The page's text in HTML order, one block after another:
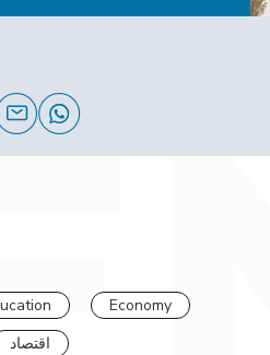
Economy
اقتصاد